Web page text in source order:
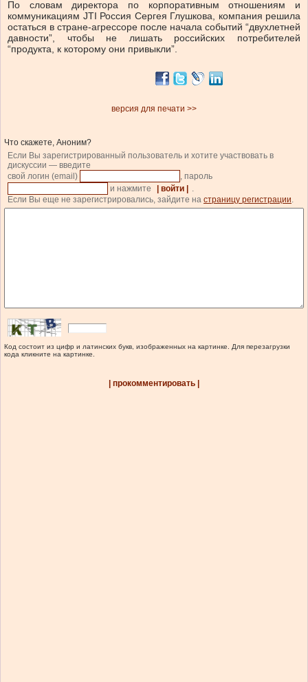
По словам директора по корпоративным отношениям и
коммуникациям JTI Россия Сергея Глушкова, компания решила
остаться в стране-агрессоре после начала событий “двухлетней
давности”, чтобы не лишать российских потребителей
“продукта, к которому они привыкли”.
версия для печати >>
Что скажете, Аноним?
Если Вы зарегистрированный пользователь и хотите участвовать в
дискуссии — введите
свой логин (email)
, пароль
и нажмите
| войти |
.
Если Вы еще не зарегистрировались, зайдите на страницу регистрации.
Код состоит из цифр и латинских букв, изображенных на картинке. Для перезагрузки
кода кликните на картинке.
| прокомментировать |